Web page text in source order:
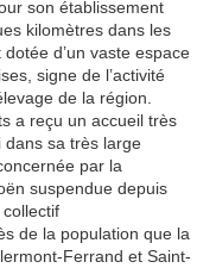
son établissement
kilomètres dans les
d’un vaste espace
signe de l’activité
de la région.
a reçu un accueil très
sa très large
par la
suspendue depuis
de la population que la
Ferrand et Saint-